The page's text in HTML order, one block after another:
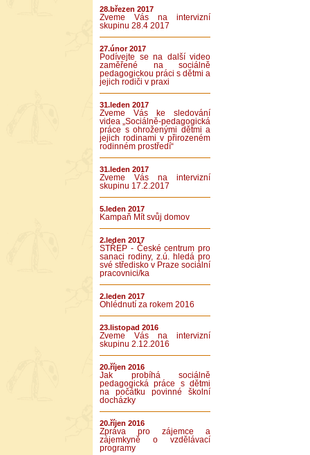
28.březen 2017
Zveme Vás na intervizní
skupinu 28.4 2017
27.únor 2017
Podívejte se na další video
zaměřené na sociálně
pedagogickou práci s dětmi a
jejich rodiči v praxi
31.leden 2017
Zveme Vás ke sledování
videa „Sociálně-pedagogická
práce s ohroženými dětmi a
jejich rodinami v přirozeném
rodinném prostředí“
31.leden 2017
Zveme Vás na intervizní
skupinu 17.2.2017
5.leden 2017
Kampaň Mít svůj domov
2.leden 2017
STŘEP - České centrum pro
sanaci rodiny, z.ú. hledá pro
své středisko v Praze sociální
pracovnici/ka
2.leden 2017
Ohlédnutí za rokem 2016
23.listopad 2016
Zveme Vás na intervizní
skupinu 2.12.2016
20.říjen 2016
Jak probíhá sociálně
pedagogická práce s dětmi
na počátku povinné školní
docházky
20.říjen 2016
Zpráva pro zájemce a
zájemkyně o vzdělávací
programy